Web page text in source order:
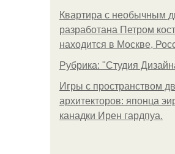
Квартира с необычным
разработана Петром
находится в Москве,
Рубрика: "Студия
Игры с пространством
архитекторов: японца
канадки Ирен гардпуа.